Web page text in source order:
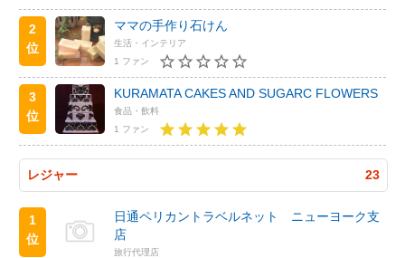
2
位
ママの手作り石けん
生活・インテリア
1 ファン
3
位
KURAMATA CAKES AND SUGARC FLOWERS
食品・飲料
1 ファン
レジャー 23
1
位
日通ペリカントラベルネット ニューヨーク支
店
旅行代理店